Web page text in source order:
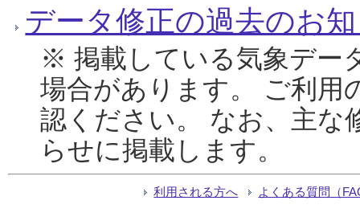
データ修正の過去のお
※ 掲載している気象デー
場合があります。 ご利用
認ください。 なお、主な
らせに掲載します。
利用される方へ よくある質問（